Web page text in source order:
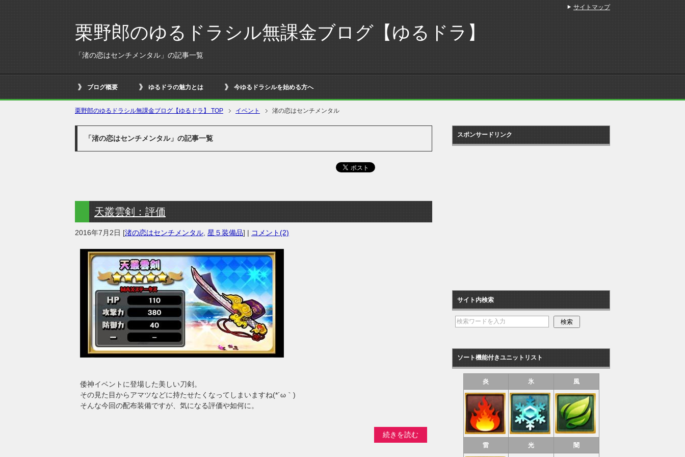
栗野郎のゆるドラシル無課金ブログ【ゆるドラ】
「渚の恋はセンチメンタル」の記事一覧
ブログ概要 ゆるドラの魅力とは 今ゆるドラシルを始める方へ
栗野郎のゆるドラシル無課金ブログ【ゆるドラ】 TOP イベント 渚の恋はセンチメンタル
「渚の恋はセンチメンタル」の記事一覧
天叢雲剣：評価
2016年7月2日 [渚の恋はセンチメンタル 星５装備品] | コメント(2)
倭神イベントに登場した美しい刀剣。
その見た目からアマツなどに持たせたくなってしまいますね(*´ω｀)
そんな今回の配布装備ですが、気になる評価や如何に。
続きを読む
スポンサードリンク
サイト内検索
ソート機能付きユニットリスト
炎 氷 風
雷 光 闇
サイトマップ